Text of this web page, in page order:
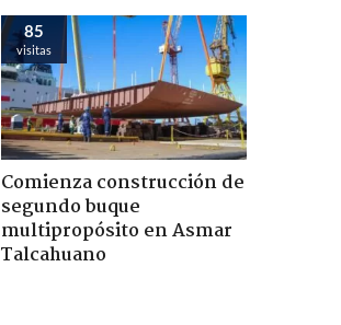
85
visitas
Comienza construcción de
segundo buque
multipropósito en Asmar
Talcahuano